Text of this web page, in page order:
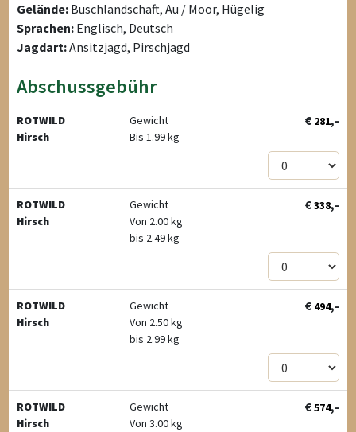
Gelände: Buschlandschaft, Au / Moor, Hügelig
Sprachen: Englisch, Deutsch
Jagdart:Ansitzjagd, Pirschjagd
Abschussgebühr
ROTWILD
Hirsch
Gewicht
Bis 1.99 kg
€ 281,-
ROTWILD
Hirsch
Gewicht
Von 2.00 kg
bis 2.49 kg
€338,-
ROTWILD
Hirsch
Gewicht
Von 2.50 kg
bis 2.99 kg
€ 494,-
ROTWILD
Hirsch
Gewicht
Von 3.00 kg
€574,-